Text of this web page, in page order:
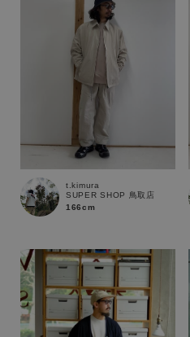
t.kimura
SUPER SHOP 鳥取店
166cm